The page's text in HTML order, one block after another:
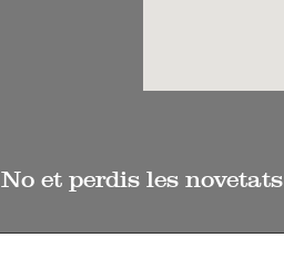
No et perdis les novetats